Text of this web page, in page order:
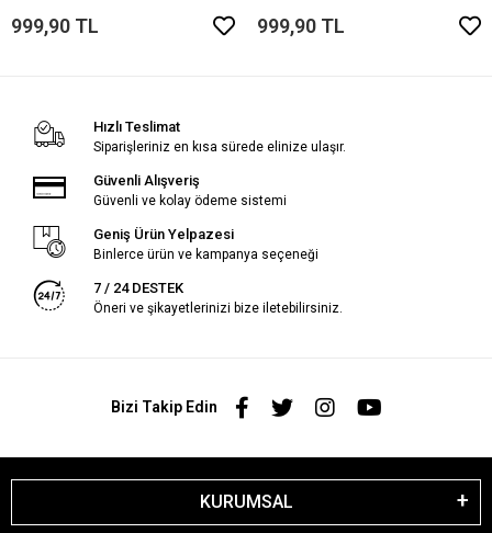
999,90 TL 999,90 TL
Hızlı Teslimat
Siparişleriniz en kısa sürede elinize ulaşır.
Güvenli Alışveriş
Güvenli ve kolay ödeme sistemi
Geniş Ürün Yelpazesi
Binlerce ürün ve kampanya seçeneği
7 / 24 DESTEK
Öneri ve şikayetlerinizi bize iletebilirsiniz.
Bizi Takip Edin
KURUMSAL